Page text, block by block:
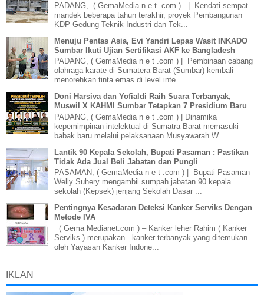
PADANG, ( GemaMedia n e t .com ) | Kendati sempat
mandek beberapa tahun terakhir, proyek Pembangunan
KDP Gedung Teknik Industri dan Tek...
Menuju Pentas Asia, Evi Yandri Lepas Wasit INKADO
Sumbar Ikuti Ujian Sertifikasi AKF ke Bangladesh
PADANG, ( GemaMedia n e t .com ) | Pembinaan cabang
olahraga karate di Sumatera Barat (Sumbar) kembali
menorehkan tinta emas di level inte...
Doni Harsiva dan Yofialdi Raih Suara Terbanyak,
Muswil X KAHMI Sumbar Tetapkan 7 Presidium Baru
PADANG, ( GemaMedia n e t .com ) | Dinamika
kepemimpinan intelektual di Sumatra Barat memasuki
babak baru melalui pelaksanaan Musyawarah W...
Lantik 90 Kepala Sekolah, Bupati Pasaman : Pastikan
Tidak Ada Jual Beli Jabatan dan Pungli
PASAMAN, ( GemaMedia n e t .com ) | Bupati Pasaman
Welly Suhery mengambil sumpah jabatan 90 kepala
sekolah (Kepsek) jenjang Sekolah Dasar ...
Pentingnya Kesadaran Deteksi Kanker Serviks Dengan
Metode IVA
( Gema Medianet.com ) – Kanker leher Rahim ( Kanker
Serviks ) merupakan kanker terbanyak yang ditemukan
oleh Yayasan Kanker Indone...
IKLAN